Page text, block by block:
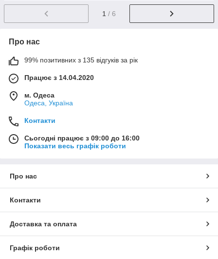
1 / 6
Про нас
99% позитивних з 135 відгуків за рік
Працює з 14.04.2020
м. Одеса
Одеса, Україна
Контакти
Сьогодні працює з 09:00 до 16:00
Показати весь графік роботи
Про нас
Контакти
Доставка та оплата
Графік роботи